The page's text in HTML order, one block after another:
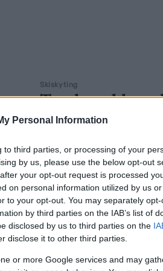
Personal Information
third parties, or processing of your
by us, please use the below opt-out
your opt-out request is processed
on personal information utilized by us
to your opt-out. You may separately
by third parties on the IAB’s list of
disclosed by us to third parties on the
disclose it to other third parties.
or more Google services and may
Skiskyting
Tandrevold
ny idrett
Etter en blytung sesong som
29-åringen fra Fossum prøve
idrett, kanskje allerede denne